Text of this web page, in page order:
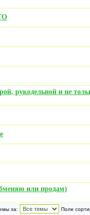
рукодельной и не
или продам)
за: Поле